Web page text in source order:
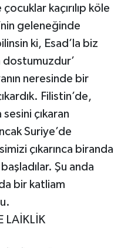
kaçırılıp köle
geleneğinde
ki, Esad’la biz
dostumuzdur’
neresinde bir
Filistin’de,
çıkaran
Suriye’de
çıkarınca biranda
Şu anda
bir katliam
LAİKLİK